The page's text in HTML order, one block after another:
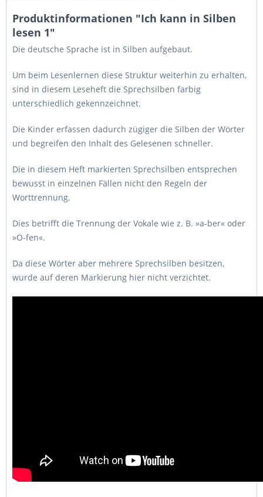
Produktinformationen "Ich kann in Silben
lesen 1"
Die deutsche Sprache ist in Silben aufgebaut.
Um beim Lesenlernen diese Struktur weiterhin zu erhalten,
sind in diesem Leseheft die Sprechsilben farbig
unterschiedlich gekennzeichnet.
Die Kinder erfassen dadurch zügiger die Silben der Wörter
und begreifen den Inhalt des Gelesenen schneller.
Die in diesem Heft markierten Sprechsilben entsprechen
bewusst in einzelnen Fällen nicht den Regeln der
Worttrennung.
Dies betrifft die Trennung der Vokale wie z. B. »a-ber« oder
»O-fen«.
Da diese Wörter aber mehrere Sprechsilben besitzen,
wurde auf deren Markierung hier nicht verzichtet.